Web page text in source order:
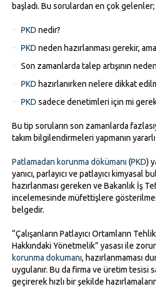
başladı. Bu sorulardan en çok gelenler;
PKD nedir?
PKD neden hazırlanması gerekir,
Son zamanlarda talep artışının
PKD hazırlanırken nelere dikkat
PKD sadece denetimleri için mi
Bu tip soruların son zamanlarda
takım bilgilendirmeleri yapmanın
Patlamadan korunma dökümanı (PKD)
yanıcı, parlayıcı ve patlayıcı kimyasal
hazırlanması gereken ve Bakanlık İş
incelemesinde müfettişlere
belgedir.
“Çalışanların Patlayıcı Ortamların
Hakkındaki Yönetmelik” yasası ile
korunma dokumanı, hazırlanmaması
uygulanır. Bu da firma ve üretim tesisi
geçirerek hızlı bir şekilde